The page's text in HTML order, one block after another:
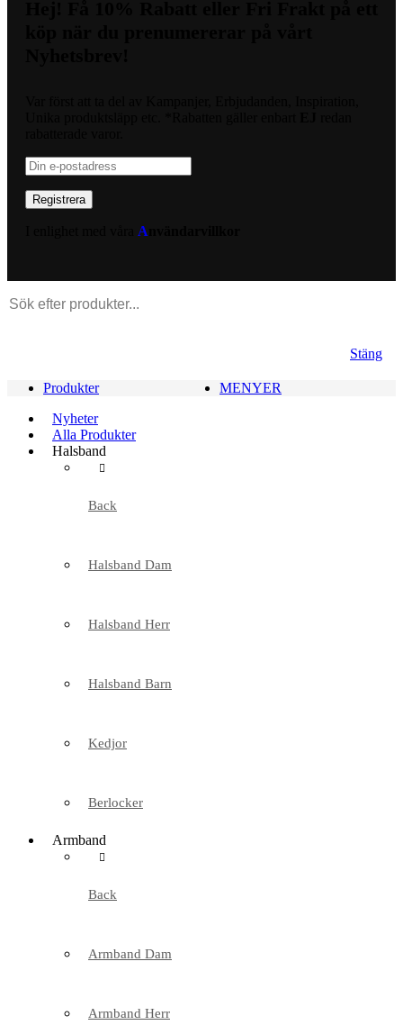
A
Stäng
MENYER
Produkter
Nyheter
Alla Produkter
Halsband
Back
Halsband Dam
Halsband Herr
Halsband Barn
Kedjor
Berlocker
Armband
Back
Armband Dam
Armband Herr